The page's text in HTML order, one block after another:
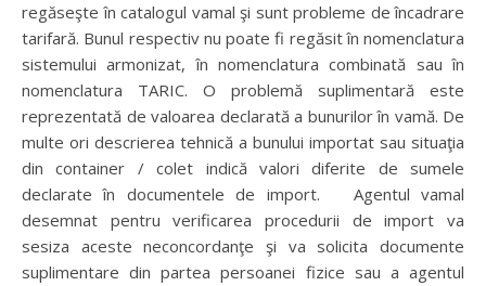
regăseşte în catalogul vamal şi sunt probleme de încadrare
tarifară. Bunul respectiv nu poate fi regăsit în nomenclatura
sistemului armonizat, în nomenclatura combinată sau în
nomenclatura TARIC. O problemă suplimentară este
reprezentată de valoarea declarată a bunurilor în vamă. De
multe ori descrierea tehnică a bunului importat sau situaţia
din container / colet indică valori diferite de sumele
declarate în documentele de import. Agentul vamal
desemnat pentru verificarea procedurii de import va
sesiza aceste neconcordanţe şi va solicita documente
suplimentare din partea persoanei fizice sau a agentul